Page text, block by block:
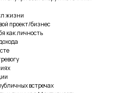
жизни
проект/бизнес
как личность
встречах